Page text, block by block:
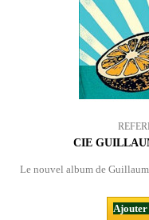
CIE
Le nouvel album de
Ajouter